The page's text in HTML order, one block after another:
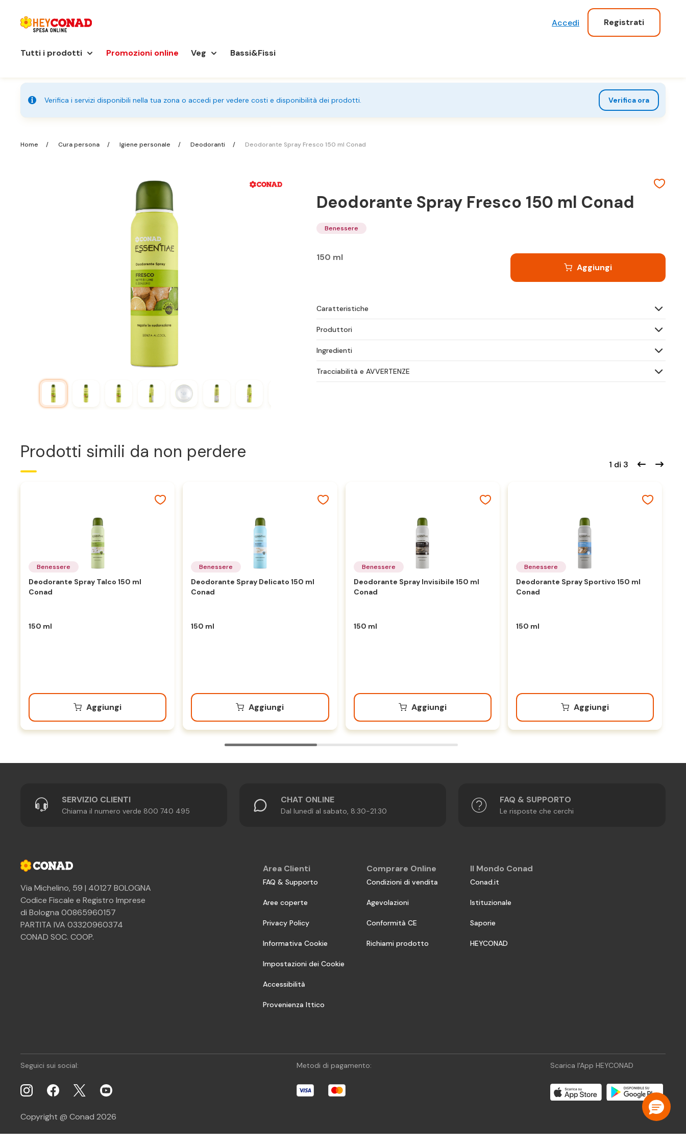
Accedi Registrati
Tutti i prodotti Promozioni online Veg Bassi&Fissi
Verifica i servizi disponibili nella tua zona o accedi per vedere costi e disponibilità dei prodotti. Verifica ora
Home Cura persona Igiene personale Deodoranti Deodorante Spray Fresco 150 ml Conad
Deodorante Spray Fresco 150 ml Conad
Benessere
150 ml
Aggiungi
Caratteristiche
Produttori
Ingredienti
Tracciabilità e AVVERTENZE
Prodotti simili da non perdere
Benessere
Deodorante Spray Talco 150 ml
Conad
150 ml
Aggiungi
Benessere
Deodorante Spray Delicato 150 ml
Conad
150 ml
Aggiungi
Benessere
Deodorante Spray Invisibile 150 ml
Conad
150 ml
Aggiungi
Benessere
Deodorante Spray Sportivo 150 ml
Conad
150 ml
Aggiungi
1 di 3
SERVIZIO CLIENTI
Chiama il numero verde 800 740 495
CHAT ONLINE
Dal lunedì al sabato, 8:30-21:30
FAQ & SUPPORTO
Le risposte che cerchi
Via Michelino, 59 | 40127 BOLOGNA
Codice Fiscale e Registro Imprese
di Bologna 00865960157
PARTITA IVA 03320960374
CONAD SOC. COOP.
Area Clienti
FAQ & Supporto
Aree coperte
Privacy Policy
Informativa Cookie
Impostazioni dei Cookie
Accessibilità
Provenienza Ittico
Comprare Online
Condizioni di vendita
Agevolazioni
Conformità CE
Richiami prodotto
Il Mondo Conad
Conad.it
Istituzionale
Saporie
HEYCONAD
Seguici sui social: Metodi di pagamento: Scarica l'App HEYCONAD
Copyright @ Conad 2026